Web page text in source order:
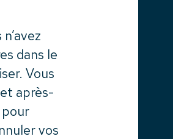
dans le
Vous
après-
pour
vos